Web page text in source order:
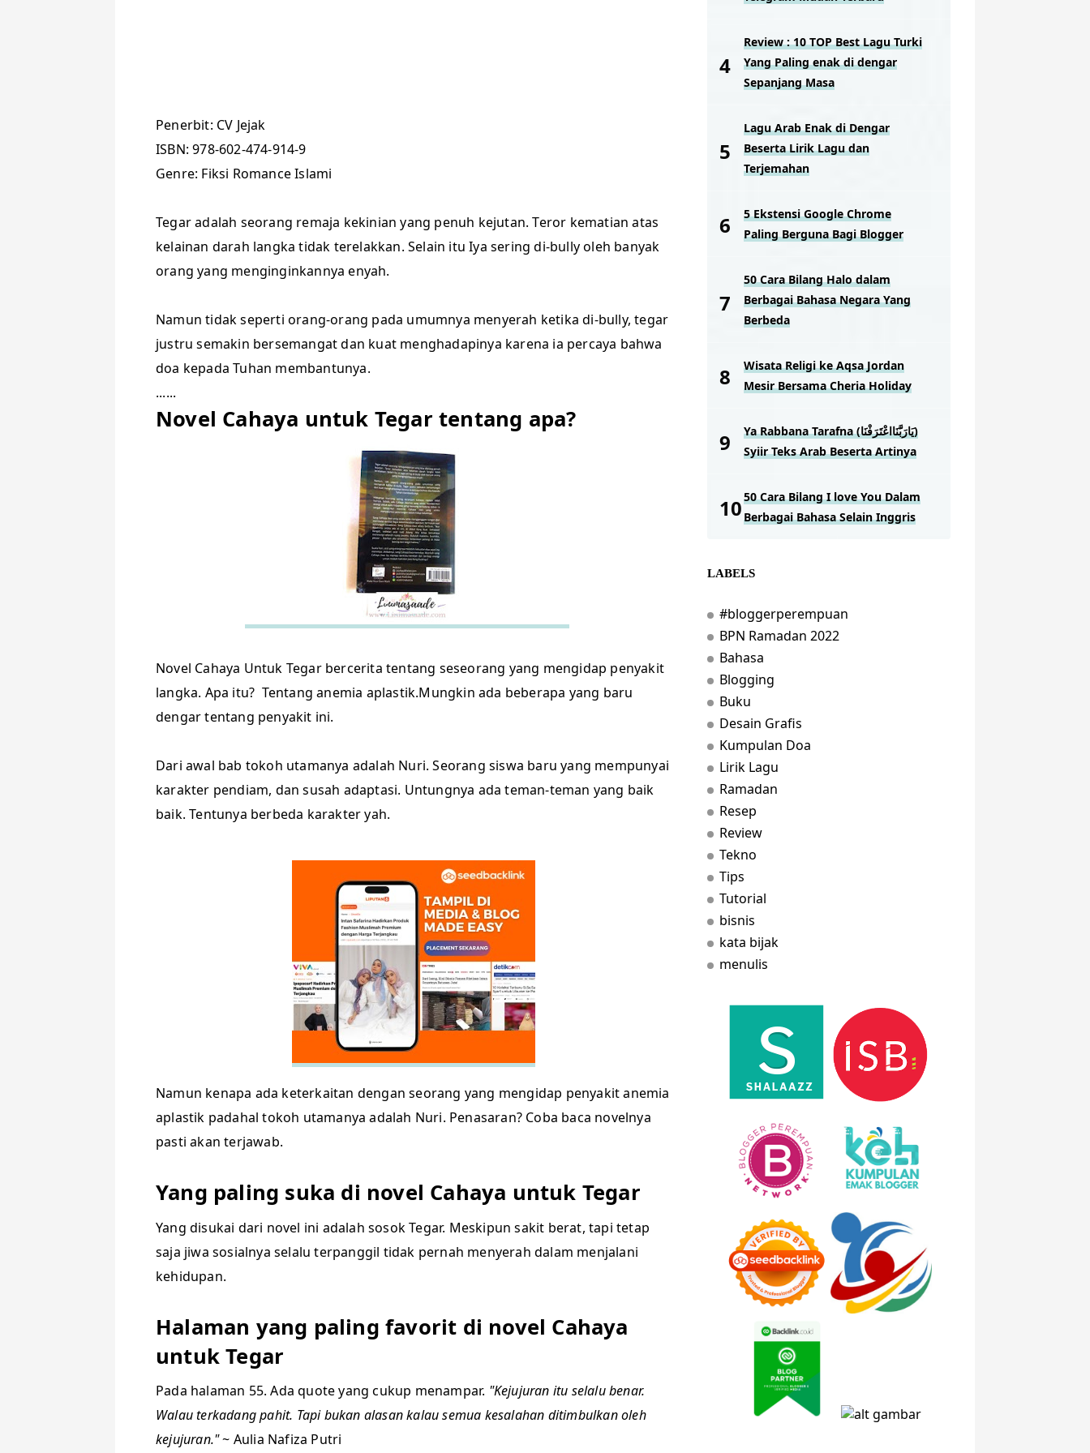
Penerbit: CV Jejak
ISBN: 978-602-474-914-9
Genre: Fiksi Romance Islami
Tegar adalah seorang remaja kekinian yang penuh kejutan. Teror kematian atas
kelainan darah langka tidak terelakkan. Selain itu Iya sering di-bully oleh banyak
orang yang menginginkannya enyah.
Namun tidak seperti orang-orang pada umumnya menyerah ketika di-bully, tegar
justru semakin bersemangat dan kuat menghadapinya karena ia percaya bahwa
doa kepada Tuhan membantunya.
......
Novel Cahaya untuk Tegar tentang apa?
Novel Cahaya Untuk Tegar bercerita tentang seseorang yang mengidap penyakit
langka. Apa itu? Tentang anemia aplastik.Mungkin ada beberapa yang baru
dengar tentang penyakit ini.
Dari awal bab tokoh utamanya adalah Nuri. Seorang siswa baru yang mempunyai
karakter pendiam, dan susah adaptasi. Untungnya ada teman-teman yang baik
baik. Tentunya berbeda karakter yah.
Namun kenapa ada keterkaitan dengan seorang yang mengidap penyakit anemia
aplastik padahal tokoh utamanya adalah Nuri. Penasaran? Coba baca novelnya
pasti akan terjawab.
Yang paling suka di novel Cahaya untuk Tegar
Yang disukai dari novel ini adalah sosok Tegar. Meskipun sakit berat, tapi tetap
saja jiwa sosialnya selalu terpanggil tidak pernah menyerah dalam menjalani
kehidupan.
Halaman yang paling favorit di novel Cahaya
untuk Tegar
Pada halaman 55. Ada quote yang cukup menampar. "Kejujuran itu selalu benar.
Walau terkadang pahit. Tapi bukan alasan kalau semua kesalahan ditimbulkan oleh
kejujuran."~ Aulia Nafiza Putri
Review : 10 TOP Best Lagu Turki
Yang Paling enak di dengar
Sepanjang Masa
Lagu Arab Enak di Dengar
Beserta Lirik Lagu dan
Terjemahan
5 Ekstensi Google Chrome
Paling Berguna Bagi Blogger
50 Cara Bilang Halo dalam
Berbagai Bahasa Negara Yang
Berbeda
Wisata Religi ke Aqsa Jordan
Mesir Bersama Cheria Holiday
Ya Rabbana Tarafna (يَارَبَّنَااعْتَرَفْنَا)
Syiir Teks Arab Beserta Artinya
50 Cara Bilang I love You Dalam
Berbagai Bahasa Selain Inggris
LABELS
#bloggerperempuan
BPN Ramadan 2022
Bahasa
Blogging
Buku
Desain Grafis
Kumpulan Doa
Lirik Lagu
Ramadan
Resep
Review
Tekno
Tips
Tutorial
bisnis
kata bijak
menulis